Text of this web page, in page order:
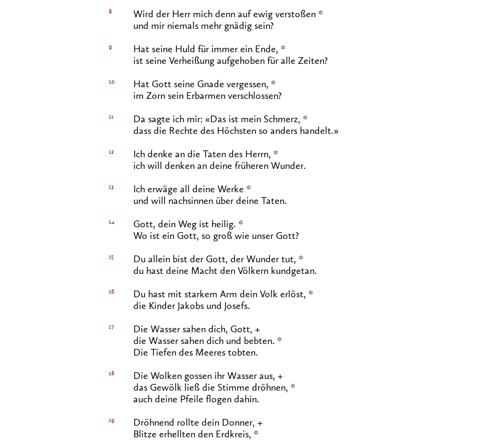
8
Wird der Herr mich denn auf ewig verstoßen *
und mir niemals mehr gnädig sein?
9
Hat seine Huld für immer ein Ende, *
ist seine Verheißung aufgehoben für alle Zeiten?
10
Hat Gott seine Gnade vergessen, *
im Zorn sein Erbarmen verschlossen?
11
Da sagte ich mir: «Das ist mein Schmerz, *
dass die Rechte des Höchsten so anders handelt.»
12
Ich denke an die Taten des Herrn, *
ich will denken an deine früheren Wunder.
13
Ich erwäge all deine Werke *
und will nachsinnen über deine Taten.
14
Gott, dein Weg ist heilig. *
Wo ist ein Gott, so groß wie unser Gott?
15
Du allein bist der Gott, der Wunder tut, *
du hast deine Macht den Völkern kundgetan.
16
Du hast mit starkem Arm dein Volk erlöst, *
die Kinder Jakobs und Josefs.
17
Die Wasser sahen dich, Gott, +
die Wasser sahen dich und bebten. *
Die Tiefen des Meeres tobten.
18
Die Wolken gossen ihr Wasser aus, +
das Gewölk ließ die Stimme dröhnen, *
auch deine Pfeile flogen dahin.
19
Dröhnend rollte dein Donner, +
Blitze erhellten den Erdkreis, *